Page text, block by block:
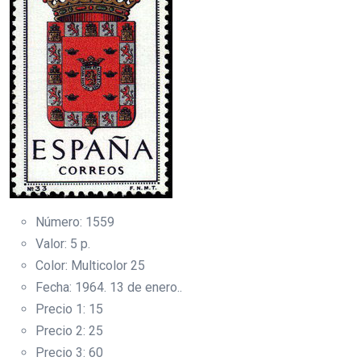
Número: 1559
Valor: 5 p.
Color: Multicolor 25
Fecha: 1964. 13 de enero..
Precio 1: 15
Precio 2: 25
Precio 3: 60